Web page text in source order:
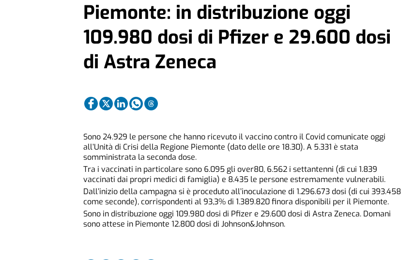
Piemonte: in distribuzione oggi
109.980 dosi di Pfizer e 29.600 dosi
di Astra Zeneca
Sono 24.929 le persone che hanno ricevuto il vaccino contro il Covid comunicate oggi
all’Unità di Crisi della Regione Piemonte (dato delle ore 18.30). A 5.331 è stata
somministrata la seconda dose.
Tra i vaccinati in particolare sono 6.095 gli over80, 6.562 i settantenni (di cui 1.839
vaccinati dai propri medici di famiglia) e 8.435 le persone estremamente vulnerabili.
Dall’inizio della campagna si è proceduto all’inoculazione di 1.296.673 dosi (di cui 393.458
come seconde), corrispondenti al 93,3% di 1.389.820 finora disponibili per il Piemonte.
Sono in distribuzione oggi 109.980 dosi di Pfizer e 29.600 dosi di Astra Zeneca. Domani
sono attese in Piemonte 12.800 dosi di Johnson&Johnson.